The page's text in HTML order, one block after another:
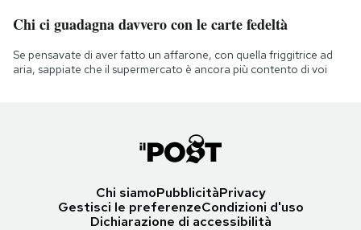
Chi ci guadagna davvero con le carte fedeltà
Se pensavate di aver fatto un affarone, con quella friggitrice ad
aria, sappiate che il supermercato è ancora più contento di voi
Chi siamoPubblicitàPrivacy
Gestisci le preferenzeCondizioni d'uso
Dichiarazione di accessibilità